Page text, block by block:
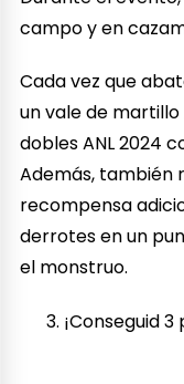
campo y en
Cada vez que
un vale de martillo
dobles ANL 2024
Además, también
recompensa
derrotes en un
el monstruo.
¡Conseguid